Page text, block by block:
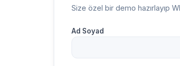
Size özel bir demo hazırlayıp
Ad Soyad